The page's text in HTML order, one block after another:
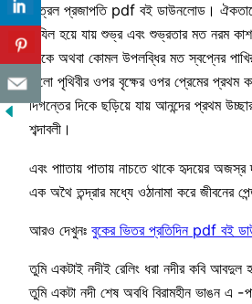
চিত্রল প্রজাপতি pdf বই ডাউনলোড।
নাযিল হয়ে যায় শুভ্র এবং শুভ্রতার মত নরম
থেকে অথবা কোমল উপলব্ধির মত স্বপ্নের
দিলো পৃথিবীর ওপর বৃক্ষের ওপর প্রেমের প্রথম
দিগন্তের দিকে ছড়িয়ে যায় আনন্দের প্রথম
শব্দাবলী।
এবং পাাতায় পাতায় নাচতে থাকে হৃদয়ের
এক অথৈ তন্দ্রার মধ্যে ওঠানামা করে জীবনের
আরও দেখুনঃ বুকের ভিতর প্রতিদিন pdf বই
তুমি একটাই নদীই রেলিং ধরা নদীর কবি আবদুল
তুমি একটা নদী শেষ অবধি বিরামহীন ভাঙন এ